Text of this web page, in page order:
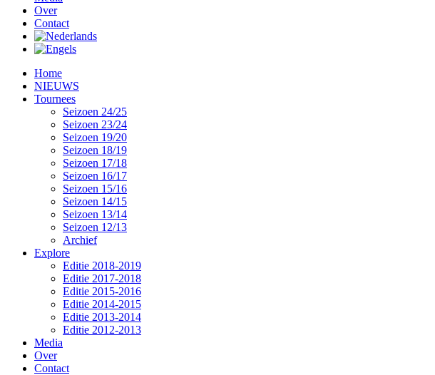
Over
Contact
Home
NIEUWS
Tournees
Seizoen 24/25
Seizoen 23/24
Seizoen 19/20
Seizoen 18/19
Seizoen 17/18
Seizoen 16/17
Seizoen 15/16
Seizoen 14/15
Seizoen 13/14
Seizoen 12/13
Archief
Explore
Editie 2018-2019
Editie 2017-2018
Editie 2015-2016
Editie 2014-2015
Editie 2013-2014
Editie 2012-2013
Media
Over
Contact